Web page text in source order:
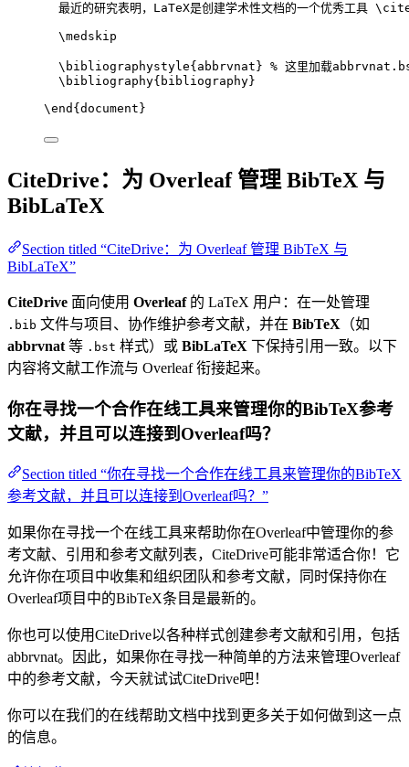
最近的研究表明，LaTeX是创建学术性文档的一个优秀工具
\medskip
\bibliographystyle{abbrvnat} % 这里加载
\bibliography{bibliography}
\end { document }
CiteDrive：为 Overleaf 管理 BibTeX 与
BibLaTeX
Section titled “CiteDrive：为 Overleaf 管理 BibTeX 与
BibLaTeX”
CiteDrive 面向使用 Overleaf的 LaTeX 用户：在一处管理
.bib 文件与项目、协作维护参考文献，并在 BibTeX （如
abbrvnat 等 .bst 样式）或 BibLaTeX 下保持引用一致。以下
内容将文献工作流与 Overleaf 衔接起来。
你在寻找一个合作在线工具来管理你的BibTeX参考
文献，并且可以连接到Overleaf吗？
Section titled “你在寻找一个合作在线工具来管理你的BibTeX
参考文献，并且可以连接到Overleaf吗？”
如果你在寻找一个在线工具来帮助你在Overleaf中管理你的参
考文献、引用和参考文献列表，CiteDrive可能非常适合你！它
允许你在项目中收集和组织团队和参考文献，同时保持你在
Overleaf项目中的BibTeX条目是最新的。
你也可以使用CiteDrive以各种样式创建参考文献和引用，包括
abbrvnat。因此，如果你在寻找一种简单的方法来管理Overleaf
中的参考文献，今天就试试CiteDrive吧！
你可以在我们的在线帮助文档中找到更多关于如何做到这一点
的信息。